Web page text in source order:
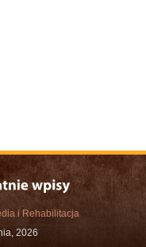
i Rehabilitacja
2026